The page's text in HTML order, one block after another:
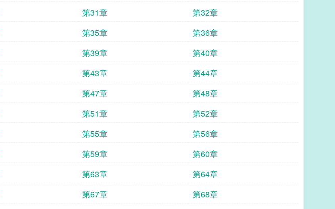
第31章
第32章
第35章
第36章
第39章
第40章
第43章
第44章
第47章
第48章
第51章
第52章
第55章
第56章
第59章
第60章
第63章
第64章
第67章
第68章